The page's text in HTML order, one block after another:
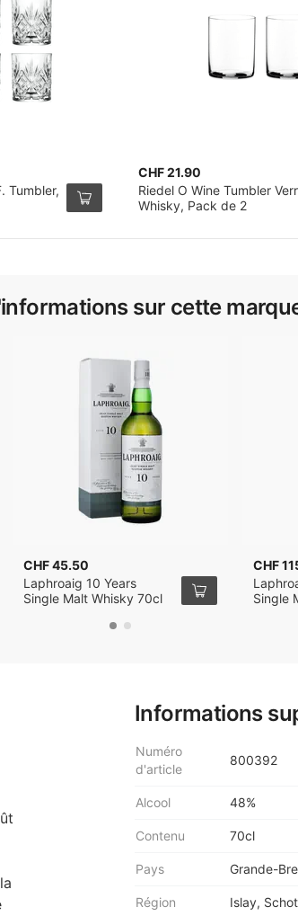
Tumbler,
CHF 21.90
Riedel O Wine Tumbler
Whisky, Pack de 2
Informations
Numéro
d'article
800392
Alcool 48%
Contenu 70cl
Pays Grande-
Région Islay,
sur cette
CHF 45.50
Laphroaig 10 Years
Single Malt Whisky 70cl
CHF
Single